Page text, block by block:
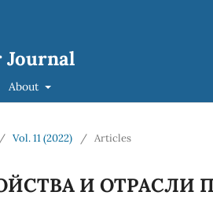
Journal
About
/ Vol. 11 (2022) / Articles
И ОТРАСЛИ